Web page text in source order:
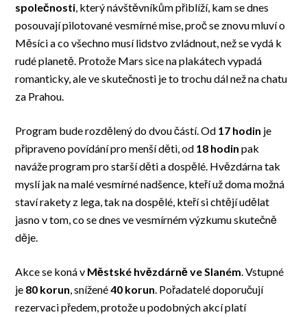
společnosti, který návštěvníkům přiblíží, kam se dnes
posouvají pilotované vesmírné mise, proč se znovu mluví o
Měsíci a co všechno musí lidstvo zvládnout, než se vydá k
rudé planetě. Protože Mars sice na plakátech vypadá
romanticky, ale ve skutečnosti je to trochu dál než na chatu
za Prahou.
Program bude rozdělený do dvou částí. Od 17 hodin je
připraveno povídání pro menší děti, od 18 hodin pak
naváže program pro starší děti a dospělé. Hvězdárna tak
myslí jak na malé vesmírné nadšence, kteří už doma možná
staví rakety z lega, tak na dospělé, kteří si chtějí udělat
jasno v tom, co se dnes ve vesmírném výzkumu skutečně
děje.
Akce se koná v Městské hvězdárně ve Slaném. Vstupné
je 80 korun, snížené40 korun. Pořadatelé doporučují
rezervaci předem, protože u podobných akcí platí